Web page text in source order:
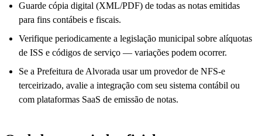
Guarde cópia digital (XML/PDF) de todas as notas emitidas
para fins contábeis e fiscais.
Verifique periodicamente a legislação municipal sobre alíquotas
de ISS e códigos de serviço — variações podem ocorrer.
Se a Prefeitura de Alvorada usar um provedor de NFS-e
terceirizado, avalie a integração com seu sistema contábil ou
com plataformas SaaS de emissão de notas.